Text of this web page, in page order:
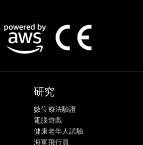
研究
數位療法驗證
電腦遊戲
健康老年人試驗
海軍飛行員